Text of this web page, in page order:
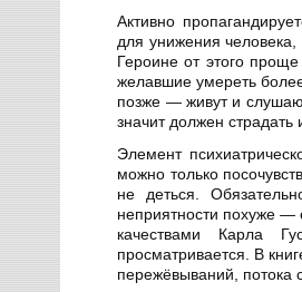
Активно
для унижения
Героине от этого
желавшие умереть
позже — живут и
значит должен
Элемент
можно только
не деться.
неприятности похуже —
качествами Карла
просматривается. В
пережёвываний, потока